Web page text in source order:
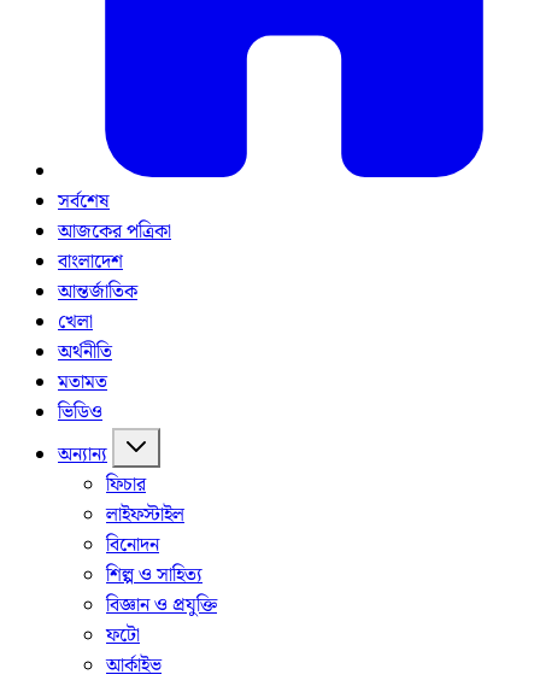
সর্বশেষ
আজকের পত্রিকা
বাংলাদেশ
আন্তর্জাতিক
খেলা
অর্থনীতি
মতামত
ভিডিও
অন্যান্য
ফিচার
লাইফস্টাইল
বিনোদন
শিল্প ও সাহিত্য
বিজ্ঞান ও প্রযুক্তি
ফটো
আর্কাইভ